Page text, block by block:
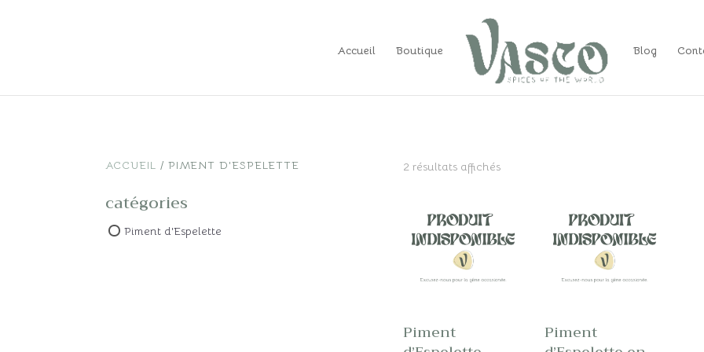
Accueil Boutique Blog
ACCUEIL / PIMENT D'ESPELETTE
catégories
Piment d'Espelette
2 résultats affichés
Piment Piment